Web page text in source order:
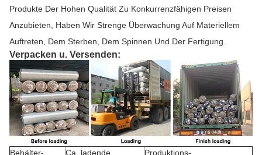
Produkte Der Hohen Qualität Zu Konkurrenzfähigen Preisen
Anzubieten, Haben Wir Strenge Überwachung Auf Materiellem
Auftreten, Dem Sterben, Dem Spinnen Und Der Fertigung.
Verpacken u. Versenden:
Behälter- Ca. ladende Produktions-